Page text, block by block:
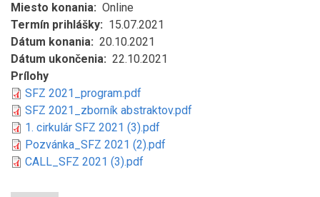
Miesto konania
Online
Termín prihlášky
15.07.2021
Dátum konania
20.10.2021
Dátum ukončenia
22.10.2021
Prílohy
SFZ 2021_program.pdf
SFZ 2021_zborník abstraktov.pdf
1. cirkulár SFZ 2021 (3).pdf
Pozvánka_SFZ 2021 (2).pdf
CALL_SFZ 2021 (3).pdf